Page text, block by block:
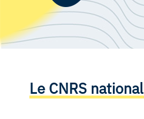
Le CNRS national